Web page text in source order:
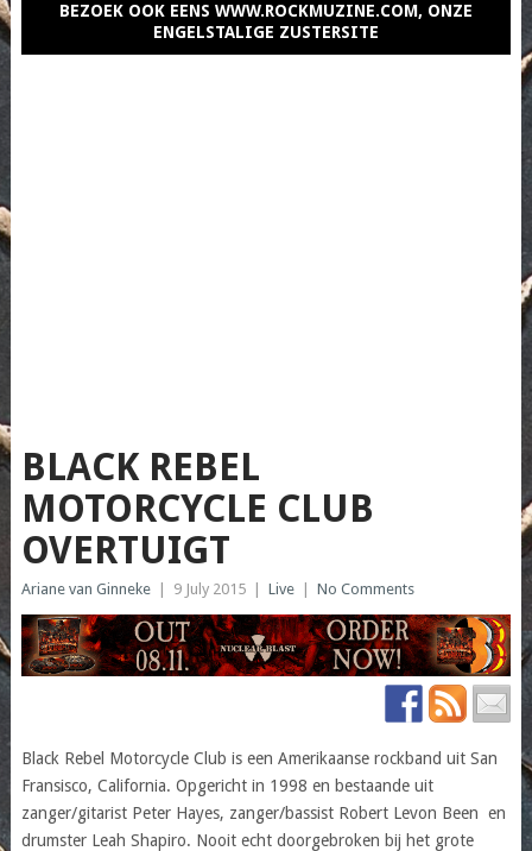
BEZOEK OOK EENS WWW.ROCKMUZINE.COM, ONZE
ENGELSTALIGE ZUSTERSITE
BLACK REBEL
MOTORCYCLE CLUB
OVERTUIGT
Ariane van Ginneke 9 July 2015 Live No Comments
Black Rebel Motorcycle Club is een Amerikaanse rockband uit San
Fransisco, California. Opgericht in 1998 en bestaande uit
zanger/gitarist Peter Hayes, zanger/bassist Robert Levon Been en
drumster Leah Shapiro. Nooit echt doorgebroken bij het grote